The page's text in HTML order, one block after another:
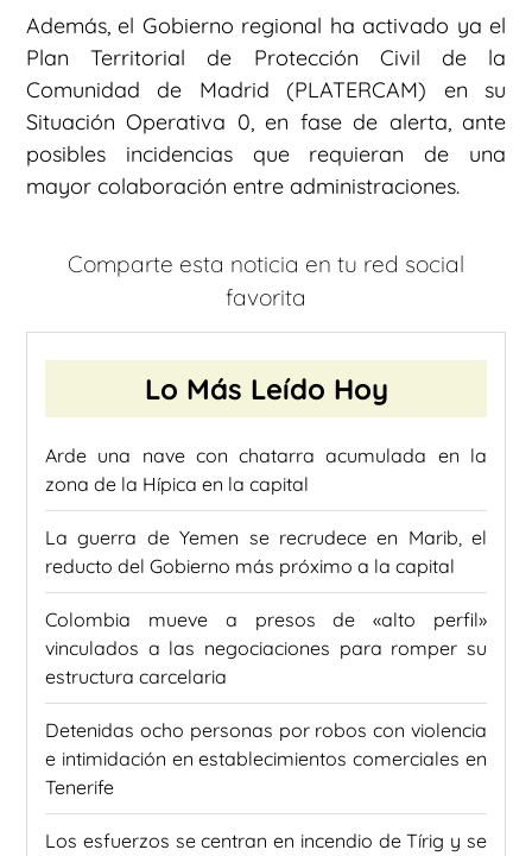
Además, el Gobierno regional ha activado ya el
Plan Territorial de Protección Civil de la
Comunidad de Madrid (PLATERCAM) en su
Situación Operativa 0, en fase de alerta, ante
posibles incidencias que requieran de una
mayor colaboración entre administraciones.
Comparte esta noticia en tu red social
favorita
Lo Más Leído Hoy
Arde una nave con chatarra acumulada en la
zona de la Hípica en la capital
La guerra de Yemen se recrudece en Marib, el
reducto del Gobierno más próximo a la capital
Colombia mueve a presos de «alto perfil»
vinculados a las negociaciones para romper su
estructura carcelaria
Detenidas ocho personas por robos con violencia
e intimidación en establecimientos comerciales en
Tenerife
Los esfuerzos se centran en incendio de Tírig y se